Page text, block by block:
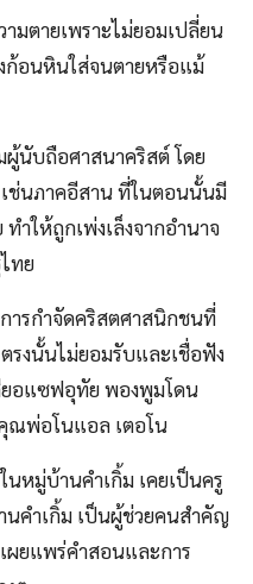
มตายเพราะไม่ยอมเปลี่ยน
งก้อนหินใส่จนตายหรือแม้
ผู้นับถือศาสนาคริสต์ โดย
ช่นภาคอีสาน ที่ในตอนนั้นมี
าให้ถูกเพ่งเล็งจากอํานาจ
ทย
ารกําจัดคริสตศาสนิกชนที่
รงนั้นไม่ยอมรับและเชื่อฟัง
ยอแซฟอุทัย พองพูมโดน
ณพ่อโนแอล เตอโน
หมู่บ้านคําเกิ้ม เคยเป็นครู
คําเกิ้ม เป็นผู้ช่วยคนสําคัญ
ผยแพร่คําสอนและการ